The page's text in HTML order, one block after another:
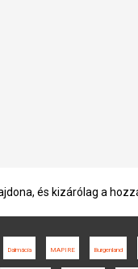
és kizárólag a
Dalmácia MAPIRE Burgenland